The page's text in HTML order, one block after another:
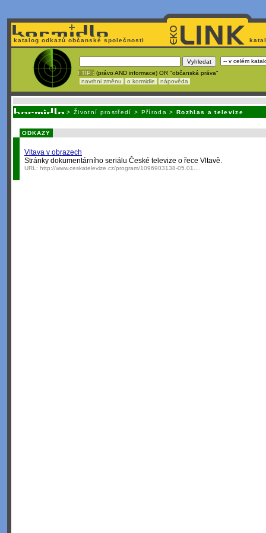
katalog odkazů občanské společnosti
! TIP : (právo AND informace) OR "občanská práva"
navrhni změnu
o kormidle nápověda
> Životní prostředí > Příroda >Rozhlas a televize
ODKAZY
Vltava v obrazech
Stránky dokumentárního seriálu České televize o řece Vltavě.
URL: http://www.ceskatelevize.cz/program/1096903138-05.01....